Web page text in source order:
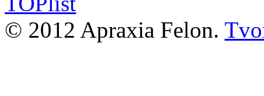
© 2012 Apraxia Felon.